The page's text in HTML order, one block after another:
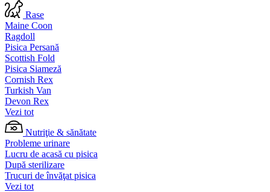
Rase
Maine Coon
Ragdoll
Pisica Persană
Scottish Fold
Pisica Siameză
Cornish Rex
Turkish Van
Devon Rex
Vezi tot
Nutriţie & sănătate
Probleme urinare
Lucru de acasă cu pisica
După sterilizare
Trucuri de învăţat pisica
Vezi tot